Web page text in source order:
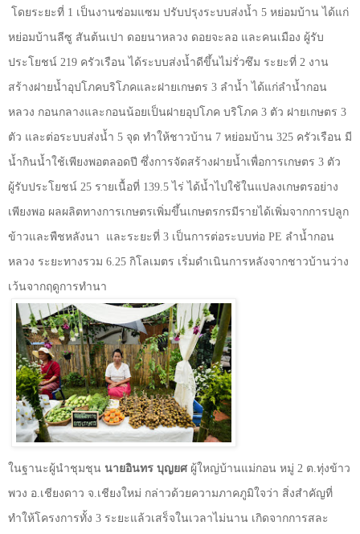
โดยระยะที่ 1 เป็นงานซ่อมแซม ปรับปรุงระบบส่งน้ำ 5 หย่อมบ้าน ได้แก่
หย่อมบ้านลีซู สันต้นเปา ดอยนาหลวง ดอยจะลอ และคนเมือง ผู้รับ
ประโยชน์ 219 ครัวเรือน ได้ระบบส่งน้ำดีขึ้นไม่รั่วซึม ระยะที่ 2 งาน
สร้างฝายน้ำอุปโภคบริโภคและฝายเกษตร 3 ลำน้ำ ได้แก่ลำน้ำกอน
หลวง กอนกลางและกอนน้อยเป็นฝายอุปโภค บริโภค 3 ตัว ฝายเกษตร 3
ตัว และต่อระบบส่งน้ำ 5 จุด ทำให้ชาวบ้าน 7 หย่อมบ้าน 325 ครัวเรือน มี
น้ำกินน้ำใช้เพียงพอตลอดปี ซึ่งการจัดสร้างฝายน้ำเพื่อการเกษตร 3 ตัว
ผู้รับประโยชน์ 25 รายเนื้อที่ 139.5 ไร่ ได้น้ำไปใช้ในแปลงเกษตรอย่าง
เพียงพอ ผลผลิตทางการเกษตรเพิ่มขึ้นเกษตรกรมีรายได้เพิ่มจากการปลูก
ข้าวและพืชหลังนา และระยะที่ 3 เป็นการต่อระบบท่อ PE ลำน้ำกอน
หลวง ระยะทางรวม 6.25 กิโลเมตร เริ่มดำเนินการหลังจากชาวบ้านว่าง
เว้นจากฤดูการทำนา
ในฐานะผู้นำชุมชุน นายอินทร บุญยศผู้ใหญ่บ้านแม่กอน หมู่ 2 ต.ทุ่งข้าว
พวง อ.เชียงดาว จ.เชียงใหม่ กล่าวด้วยความภาคภูมิใจว่า สิ่งสำคัญที่
ทำให้โครงการทั้ง 3 ระยะแล้วเสร็จในเวลาไม่นาน เกิดจากการสละ